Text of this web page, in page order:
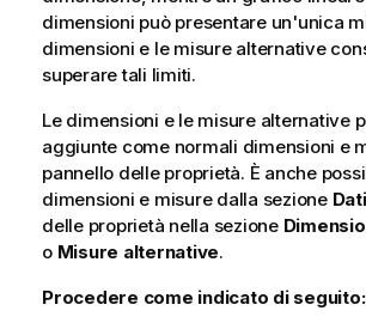
dimensioni può presentare un'unica
dimensioni e le misure alternative
superare tali limiti.
Le dimensioni e le misure alternative
aggiunte come normali dimensioni e
pannello delle proprietà. È anche
dimensioni e misure dalla sezione Dati
delle proprietà nella sezione
o Misure alternative.
Procedere come indicato di seguito: